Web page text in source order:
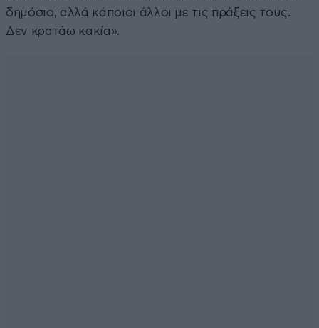
δημόσιο, αλλά κάποιοι άλλοι με τις πράξεις τους.
Δεν κρατάω κακία».